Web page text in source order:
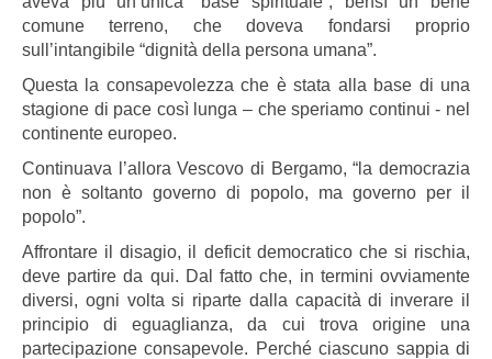
comune terreno, che doveva fondarsi proprio
sull’intangibile “dignità della persona umana”.
Questa la consapevolezza che è stata alla base di una
stagione di pace così lunga – che speriamo continui - nel
continente europeo.
Continuava l’allora Vescovo di Bergamo, “la democrazia
non è soltanto governo di popolo, ma governo per il
popolo”.
Affrontare il disagio, il deficit democratico che si rischia,
deve partire da qui. Dal fatto che, in termini ovviamente
diversi, ogni volta si riparte dalla capacità di inverare il
principio di eguaglianza, da cui trova origine una
partecipazione consapevole. Perché ciascuno sappia di